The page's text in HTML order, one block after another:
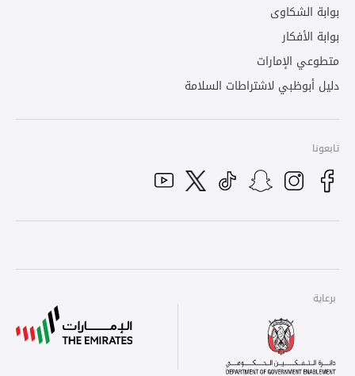
بوابة الشكاوى
بوابة الأفكار
متطوعي الإمارات
دليل أبوظبي لاشتراطات السلامة
تابعونا
Facebook
Instagram
Snapchat
Tiktok
Twitter
Youtube
برعاية
برعاية